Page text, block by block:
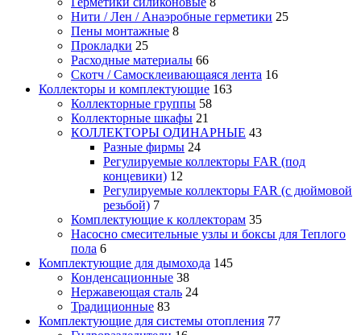
Нити / Лен / Анаэробные герметики 25
Пены монтажные 8
Прокладки 25
Расходные материалы 66
Скотч / Самосклеивающаяся лента 16
Коллекторы и комплектующие 163
Коллекторные группы 58
Коллекторные шкафы 21
КОЛЛЕКТОРЫ ОДИНАРНЫЕ 43
Разные фирмы 24
Регулируемые коллекторы FAR (под
концевики) 12
Регулируемые коллекторы FAR (с дюймовой
резьбой) 7
Комплектующие к коллекторам 35
Насосно смесительные узлы и боксы для Теплого
пола 6
Комплектующие для дымохода 145
Конденсационные 38
Нержавеющая сталь 24
Традиционные 83
Комплектующие для системы отопления 77